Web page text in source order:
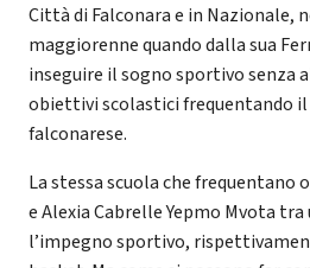
Città di Falconara e in Nazionale,
maggiorenne quando dalla sua
inseguire il sogno sportivo senza
obiettivi scolastici frequentando
falconarese.
La stessa scuola che frequentano
e Alexia Cabrelle Yepmo Mvota
l’impegno sportivo,